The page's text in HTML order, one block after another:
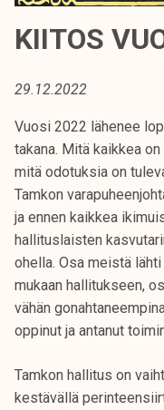
t
i
o
k
e
a
k
o
u
l
u
n
o
i
s
KIITOS
29.12.2022
Vuosi 2022 lähenee
takana. Mitä kaikkea
mitä odotuksia on
Tamkon
ja ennen kaikkea
hallituslaisten
ohella. Osa meistä
mukaan hallitukseen,
vähän
oppinut ja antanut
Tamkon hallitus on
kestävällä